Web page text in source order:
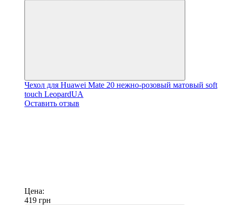
Чехол для Huawei Mate 20 нежно-розовый матовый soft
touch LeopardUA
Оставить отзыв
Цена:
419 грн